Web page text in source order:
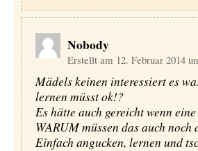
Nobody
Erstellt am 12. Februar 2014
Mädels keinen interessiert es
lernen müsst ok!?
Es hätte auch gereicht wenn
WARUM müssen das auch
Einfach angucken, lernen und